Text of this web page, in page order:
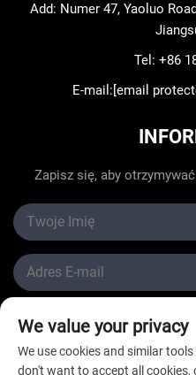
Add: Numer 47, Yaoluo
Tel: +86
E-mail: [email
Zapisz się, aby
We value your privacy
We use cookies and similar
don't want to accept all cookies,